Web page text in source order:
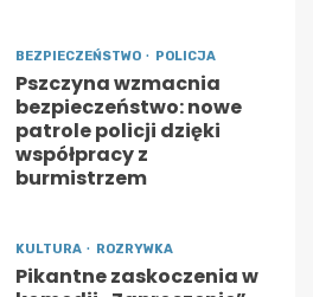
BEZPIECZEŃSTWO POLICJA
Pszczyna wzmacnia
bezpieczeństwo: nowe
patrole policji dzięki
współpracy z
burmistrzem
KULTURA ROZRYWKA
Pikantne zaskoczenia w